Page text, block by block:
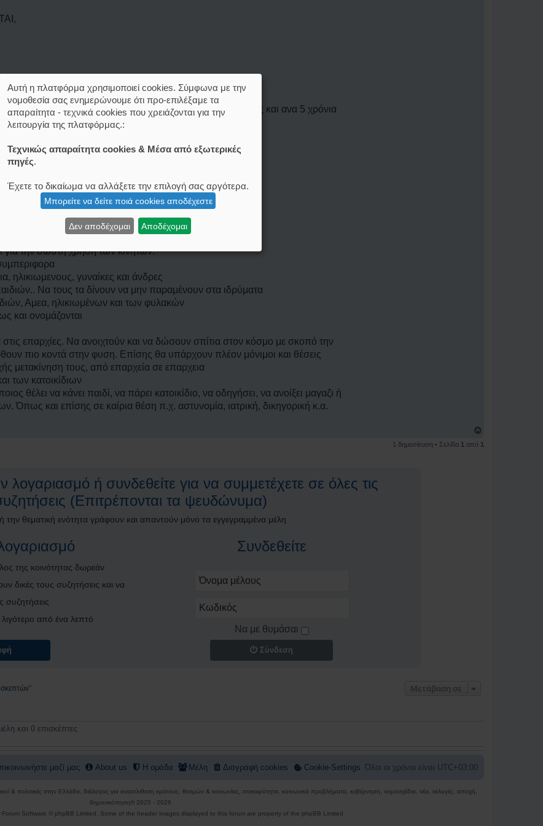
πρόσβαση στην Βουλη.
εγκυμονουσες και ζώα. Στα σχολεία και σε όλους οπως και ανα 5 χρόνια
π.χ. σεισμοί πλημμύρες κ.α
κ.α.
για την σωστή χρήση των κινητών.
ηλικιωμενους, γυναίκες και άνδρες
Να τους τα δίνουν να μην παραμένουν στα ιδρύματα
Αμεα, ηλικιωμένων και των φυλακών
και ονομάζονται
επαρχίες. Να ανοιχτούν και να δώσουν σπίτια στον κόσμο με σκοπό την
πιο κοντά στην φυση. Επίσης θα υπάρχουν πλέον μόνιμοι και θέσεις
μετακίνηση τους, από επαρχεία σε επαρχεια
των κατοικίδιων
θέλει να κάνει παιδί, να πάρει κατοικίδιο, να οδηγήσει, να ανοίξει μαγαζι ή
και επίσης σε καίρια θέση π.χ. αστυνομία, ιατρική, δικηγορική κ.α.
ρ
1 δημοσίευση • Σελίδα 1 από 1
λογαριασμό ή συνδεθείτε για να συμμετέχετε σε όλες τις
(Επιτρέπονται τα ψευδώνυμα)
την θεματική ενότητα γράφουν και απαντούν μόνο τα εγγεγραμμένα μέλη
της κοινότητας δωρεάν
δικές τους συζητήσεις και να
συζητήσεις
λιγότερο από ένα λεπτό
Συνδεθείτε
Να με θυμάσαι
Σύνδεση
Μετάβαση σε
και 0 επισκέπτες
Όλοι οι χρόνοι είναι UTC+03:00
Cookie-Settings
Διαγραφή cookies
Μέλη
Η ομάδα
About us
μαζί μας
& πολιτικές στην Ελλάδα, διάλογος για ανασύνθεση κράτους, θεσμών & κοινωνίας, επικαιρότητα, κοινωνικά προβλήματα, κυβέρνηση, νομοσχέδια, νέα, εκλογές, αποχή,
δημοσκόπηση® 2025 - 2026
Forum Software © phpBB Limited. Some of the header images displayed to this forum are property of the phpBB Limited
Αυτή η πλατφόρμα χρησιμοποιεί cookies. Σύμφωνα με την
νομοθεσία σας ενημερώνουμε ότι προ-επιλέξαμε τα
απαραίτητα - τεχνικά cookies που χρειάζονται για την
λειτουργία της πλατφόρμας.:
Τεχνικώς απαραίτητα cookies & Μέσα από εξωτερικές
πηγές.
Έχετε το δικαίωμα να αλλάξετε την επιλογή σας αργότερα.
Μπορείτε να δείτε ποιά cookies αποδέχεστε
Δεν αποδέχομαι Αποδέχομαι